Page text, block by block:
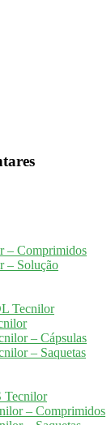
– Comprimidos
– Solução
Tecnilor
– Cápsulas
– Saquetas
– Comprimidos